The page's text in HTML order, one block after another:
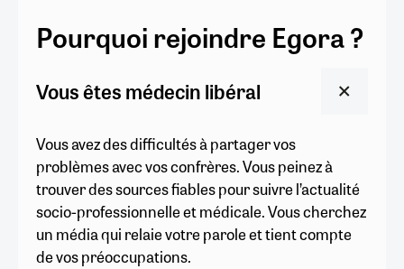
Pourquoi rejoindre Egora ?
Vous êtes médecin libéral
Vous avez des difficultés à partager vos
problèmes avec vos confrères. Vous peinez à
trouver des sources fiables pour suivre l’actualité
socio-professionnelle et médicale. Vous cherchez
un média qui relaie votre parole et tient compte
de vos préoccupations.